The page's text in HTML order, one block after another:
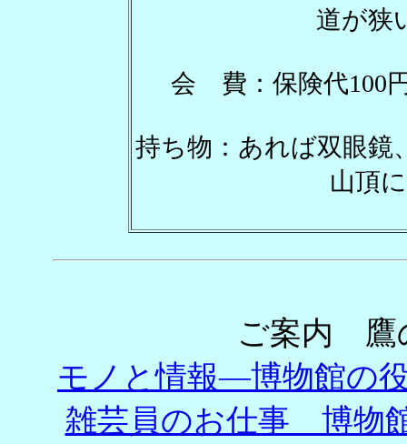
道が狭
会 費：保険代100
持ち物：あれば双
山頂
ご案内
モノと情報―博物
雑芸員のお仕事 博